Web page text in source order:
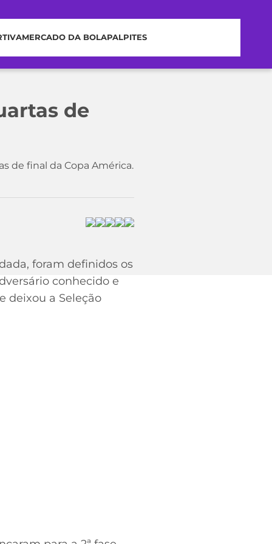
MERCADO DA BOLAPALPITES
de
de final da Copa América.
foram definidos os
conhecido e
deixou a Seleção